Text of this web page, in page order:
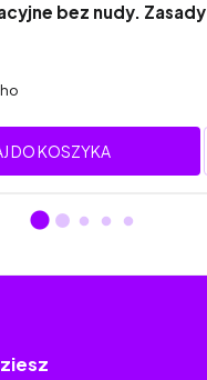
bez nudy. Zasady
DO KOSZYKA